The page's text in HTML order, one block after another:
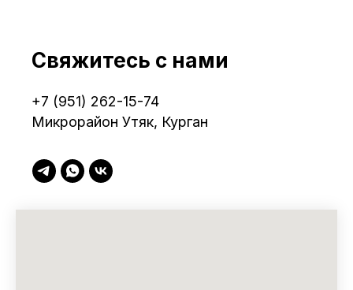
Свяжитесь с нами
+7 (951) 262-15-74
Микрорайон Утяк, Курган